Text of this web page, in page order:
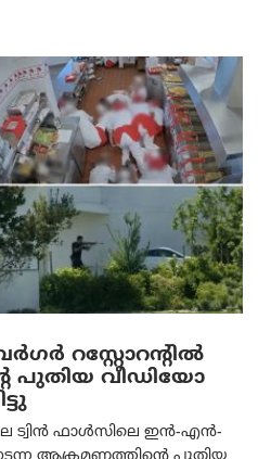
റസ്റ്റോറന്റിൽ
പുതിയ വീഡിയോ
ഫാൾസിലെ ഇൻ-എൻ-